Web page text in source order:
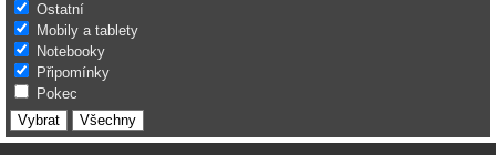
Ostatní
Mobily a tablety
Notebooky
Připomínky
Pokec